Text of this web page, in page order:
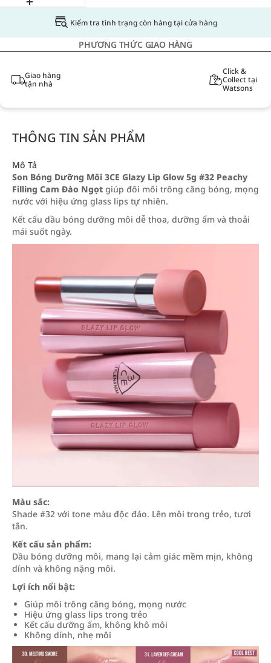
Kiểm tra tình trạng còn hàng tại cửa hàng
PHƯƠNG THỨC GIAO HÀNG
Giao hàng
tận nhà
Click &
Collect tại
Watsons
THÔNG TIN SẢN PHẨM
Mô Tả
Son Bóng Dưỡng Môi 3CE Glazy Lip Glow 5g #32 Peachy
Filling Cam Đào Ngọt giúp đôi môi trông căng bóng, mọng
nước với hiệu ứng glass lips tự nhiên.
Kết cấu dầu bóng dưỡng môi dễ thoa, dưỡng ẩm và thoải
mái suốt ngày.
Màu sắc:
Shade #32 với tone màu độc đáo. Lên môi trong trẻo, tươi
tắn.
Kết cấu sản phẩm:
Dầu bóng dưỡng môi, mang lại cảm giác mềm mịn, không
dính và không nặng môi.
Lợi ích nổi bật:
Giúp môi trông căng bóng, mọng nước
Hiệu ứng glass lips trong trẻo
Kết cấu dưỡng ẩm, không khô môi
Không dính, nhẹ môi